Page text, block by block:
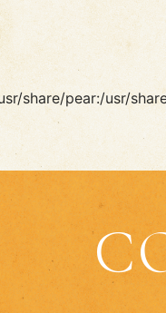
share/pear:/usr/